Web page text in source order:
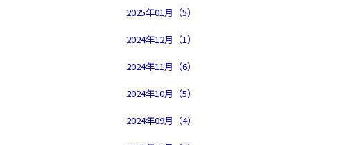
2025年01月（5）
2024年12月（1）
2024年11月（6）
2024年10月（5）
2024年09月（4）